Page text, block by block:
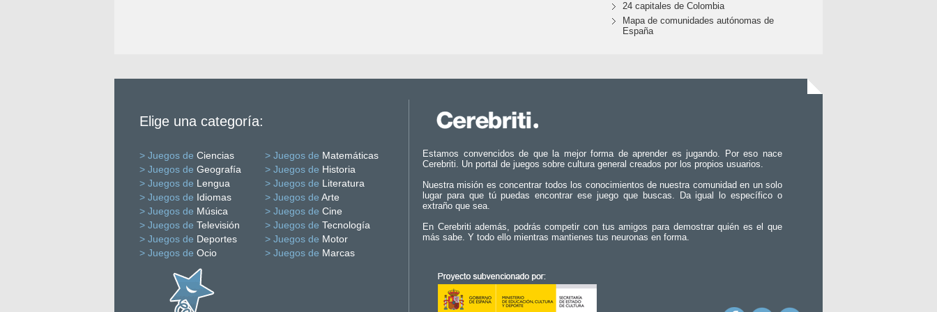
24 capitales de Colombia
Mapa de comunidades autónomas de
España
Elige una categoría:
> Juegos de Ciencias > Juegos de Matemáticas
> Juegos de Geografía > Juegos de Historia
> Juegos de Lengua > Juegos de Literatura
> Juegos de Idiomas > Juegos de Arte
> Juegos de Música > Juegos de Cine
> Juegos de Televisión > Juegos de Tecnología
> Juegos de Deportes > Juegos de Motor
> Juegos de Ocio > Juegos de Marcas
Estamos convencidos de que la mejor forma de aprender es jugando. Por eso nace
Cerebriti. Un portal de juegos sobre cultura general creados por los propios usuarios.
Nuestra misión es concentrar todos los conocimientos de nuestra comunidad en un solo
lugar para que tú puedas encontrar ese juego que buscas. Da igual lo específico o
extraño que sea.
En Cerebriti además, podrás competir con tus amigos para demostrar quién es el que
más sabe. Y todo ello mientras mantienes tus neuronas en forma.